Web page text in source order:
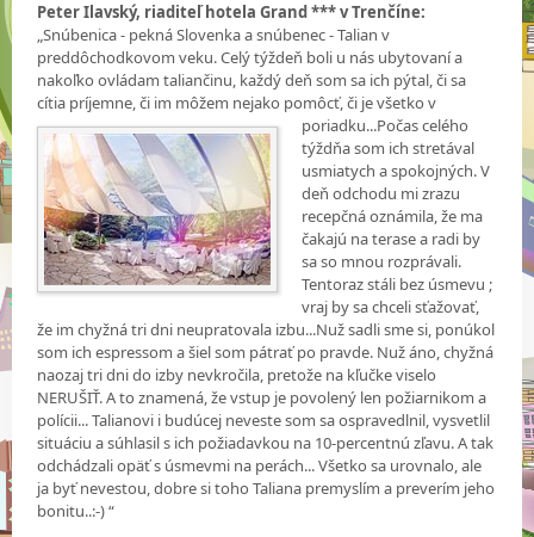
Peter Ilavský, riaditeľ hotela Grand *** v Trenčíne:
„Snúbenica - pekná Slovenka a snúbenec - Talian v
preddôchodkovom veku. Celý týždeň boli u nás ubytovaní a
nakoľko ovládam taliančinu, každý deň som sa ich pýtal, či sa
cítia príjemne, či im môžem nejako pomôcť, či je všetko v
poriadku...Počas celého
týždňa som ich stretával
usmiatych a spokojných. V
deň odchodu mi zrazu
recepčná oznámila, že ma
čakajú na terase a radi by
sa so mnou rozprávali.
Tentoraz stáli bez úsmevu ;
vraj by sa chceli sťažovať,
že im chyžná tri dni neupratovala izbu...Nuž sadli sme si, ponúkol
som ich espressom a šiel som pátrať po pravde. Nuž áno, chyžná
naozaj tri dni do izby nevkročila, pretože na kľučke viselo
NERUŠIŤ. A to znamená, že vstup je povolený len požiarnikom a
polícii... Talianovi i budúcej neveste som sa ospravedlnil, vysvetlil
situáciu a súhlasil s ich požiadavkou na 10-percentnú zľavu. A tak
odchádzali opäť s úsmevmi na perách... Všetko sa urovnalo, ale
ja byť nevestou, dobre si toho Taliana premyslím a preverím jeho
bonitu..:-) “